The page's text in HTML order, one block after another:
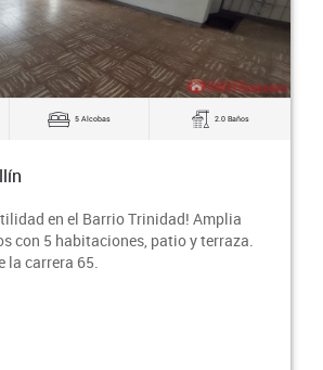
5 Alcobas 2.0 Baños
en el Barrio Trinidad! Amplia
con 5 habitaciones, patio y terraza.
la carrera 65.